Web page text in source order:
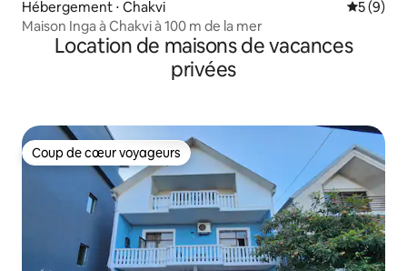
Hébergement ⋅ Chakvi
5 (9)
Maison Inga à Chakvi à 100 m de la mer
Location de maisons de vacances
privées
Coup de cœur voyageurs
Coup de cœur voyageurs